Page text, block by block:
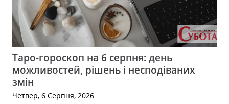
Таро-гороскоп на 6 серпня: день
можливостей, рішень і несподіваних
змін
Четвер, 6 Серпня, 2026